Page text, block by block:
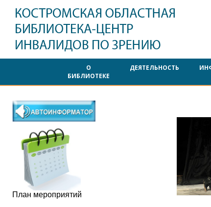
О
БИБЛИОТЕКЕ
ДЕЯТЕЛЬНОСТЬ
План мероприятий